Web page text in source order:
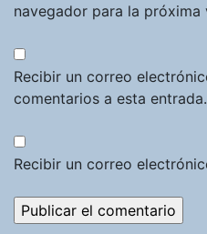
navegador para la próxima
Recibir un correo
comentarios a esta entrada.
Recibir un correo